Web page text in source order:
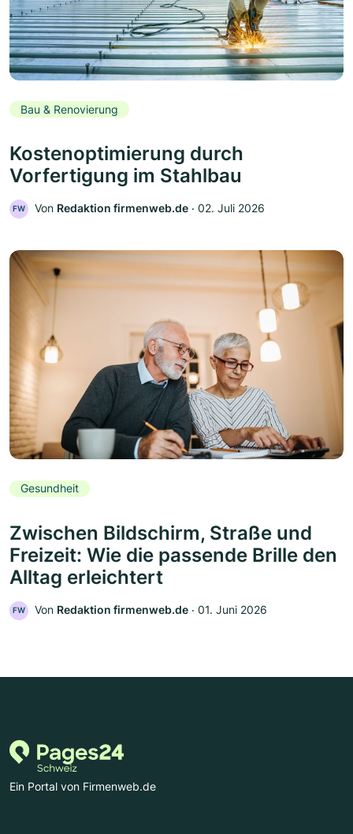
Bau & Renovierung
Kostenoptimierung durch
Vorfertigung im Stahlbau
FW Von Redaktion firmenweb.de ‧ 02. Juli 2026
Gesundheit
Zwischen Bildschirm, Straße und
Freizeit: Wie die passende Brille den
Alltag erleichtert
FW Von Redaktion firmenweb.de ‧ 01. Juni 2026
Ein Portal von Firmenweb.de